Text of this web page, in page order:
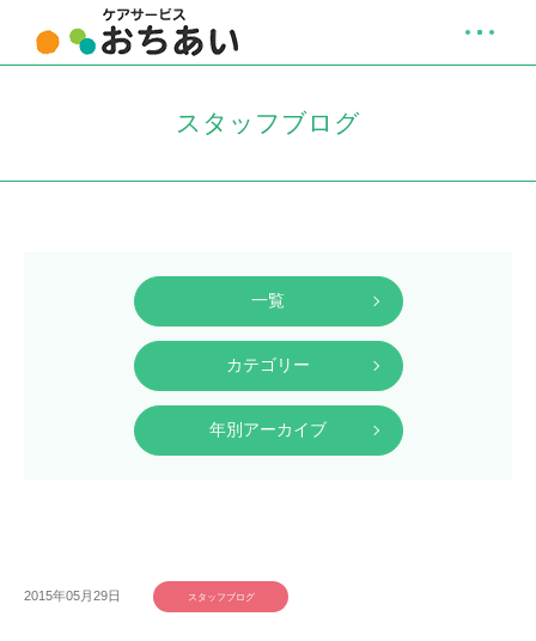
スタッフブログ
一覧
カテゴリー
年別アーカイブ
2015年05月29日 スタッフブログ